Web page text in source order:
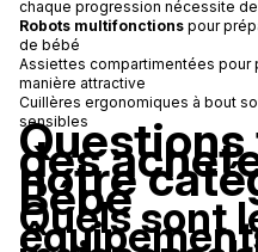
chaque progression nécessite
Robots multifonctions pour
de bébé
Assiettes compartimentées
manière attractive
Cuillères ergonomiques à bout
sensibles
des
notre
Bébé
Quels sont